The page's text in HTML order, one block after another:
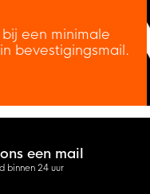
een minimale
bevestigingsmail.
een mail
binnen 24 uur